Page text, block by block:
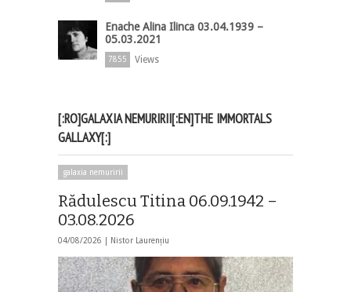
Enache Alina Ilinca 03.04.1939 –
05.03.2021
7855 Views
[:RO]GALAXIA NEMURIRII[:EN]THE IMMORTALS
GALLAXY[:]
galaxia nemuririi
Rădulescu Titina 06.09.1942 –
03.08.2026
04/08/2026 | Nistor Laurențiu